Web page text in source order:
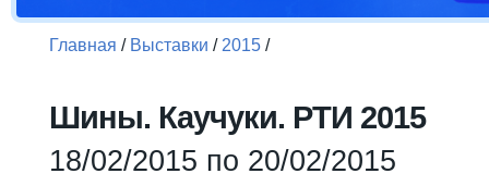
Главная / Выставки / 2015 /
Шины. Каучуки. РТИ 2015
18/02/2015 по 20/02/2015